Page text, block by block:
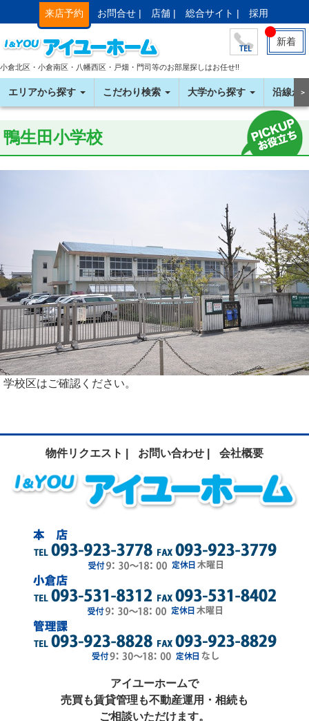
来店予約 お問合せ | 店舗 | 総合サイト | 採用
新着
小倉北区・小倉南区・八幡西区・戸畑・門司等のお部屋探しはお任せ!!
エリアから探す こだわり検索 大学から探す 沿線か＞
鴨生田小学校
学校区はご確認ください。
物件リクエスト | お問い合わせ | 会社概要
アイユーホームで
売買も賃貸管理も不動産運用・相続も
ご相談いただけます。